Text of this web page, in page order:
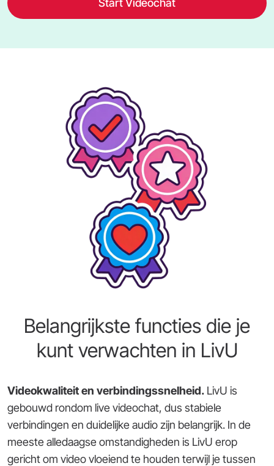
Start Videochat
Belangrijkste functies die je
kunt verwachten in LivU
Videokwaliteit en verbindingssnelheid. LivU is
gebouwd rondom live videochat, dus stabiele
verbindingen en duidelijke audio zijn belangrijk. In de
meeste alledaagse omstandigheden is LivU erop
gericht om video vloeiend te houden terwijl je tussen